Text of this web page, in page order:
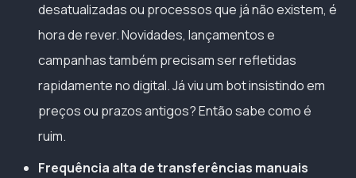
desatualizadas ou processos que já não existem, é
hora de rever. Novidades, lançamentos e
campanhas também precisam ser refletidas
rapidamente no digital. Já viu um bot insistindo em
preços ou prazos antigos? Então sabe como é
ruim.
Frequência alta de transferências manuais